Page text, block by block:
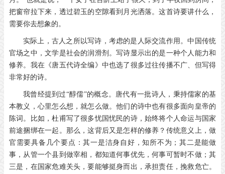
把窗帘拉下来，透过碧玉的空隙看到月光洒落。这首诗要讲什么，
需要你去想象的。
实际上，古人之所以写诗，考虑的是人际交流作用。中国传统
官场之中，文学是社会的润滑剂。写诗显示出的是一种个人能力和
修养。我在《唐五代诗全编》中也选了很多过往传播不广、但写得
非常好的诗。
我曾经提到过“醇儒”的概念。唐代有一批诗人，秉持儒家的基
本教义，心里怎么想，就怎么做。他们的诗中也有很多面向皇帝的
陈词。比如，杜甫写了很多忧国忧民的诗，始终将个人命运与国家
前途捆绑在一起。那么，这背后又是怎样的修养？传统意义上，做
官需要具备几个要点：其一是洁身自好，知所不为；其二是能做
事，从管一个县到做宰相，都知道何事优先，何事可暂时不做；其
三是，在国家危难关头，要能够挺身而出，承担责任，挽救危亡。